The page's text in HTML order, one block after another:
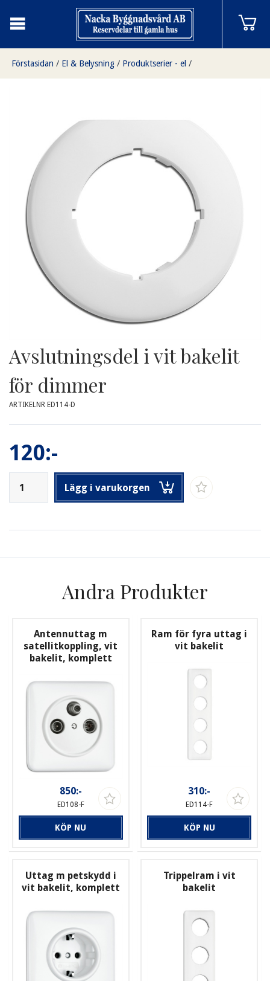
Förstasidan / El & Belysning / Produktserier - el /
Avslutningsdel i vit bakelit
för dimmer
ARTIKELNR ED114-D
120:-
Lägg i varukorgen
Andra Produkter
Antennuttag m
satellitkoppling, vit
bakelit, komplett
850:-
ED108-F
KÖP NU
Ram för fyra uttag i
vit bakelit
310:-
ED114-F
KÖP NU
Uttag m petskydd i
vit bakelit, komplett
Trippelram i vit
bakelit